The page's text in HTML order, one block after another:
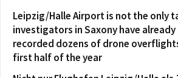
Leipzig/Halle Airport is not the only
investigators in Saxony have already
recorded dozens of drone
first half of the year